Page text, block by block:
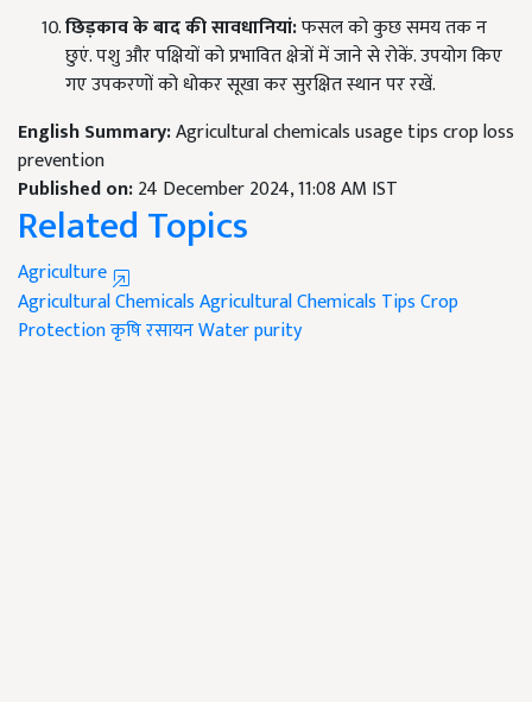
छिड़काव के बाद की सावधानियां:फसल को कुछ समय तक न
छुएं. पशु और पक्षियों को प्रभावित क्षेत्रों में जाने से रोकें. उपयोग किए
गए उपकरणों को धोकर सूखा कर सुरक्षित स्थान पर रखें.
English Summary:Agricultural chemicals usage tips crop loss
prevention
Published on:24 December 2024, 11:08 AM IST
Related Topics
Agriculture
Agricultural ChemicalsAgricultural Chemicals TipsCrop
Protectionकृषि रसायनWater purity